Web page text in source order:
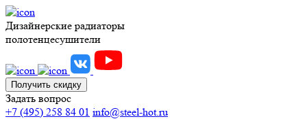
Дизайнерские радиаторы
полотенцесушители
Получить скидку
Задать вопрос
+7 (495) 258 84 01 info@steel-hot.ru